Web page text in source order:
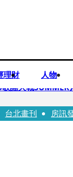
理財 人物
謠大戰SUMMER
詳接掌兆基屋管2
台北畫刊 房訊